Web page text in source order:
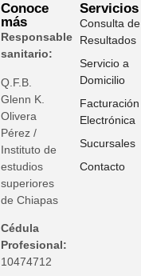
Conoce
más
Responsable
sanitario:
Q.F.B.
Glenn K
Olivera
Pérez /
Instituto de
estudios
superiores
de Chiapas
Cédula
Profesional:
10474712
Servicios
Consulta de
Resultados
Servicio a
Domicilio
Facturación
Electrónica
Sucursales
Contacto